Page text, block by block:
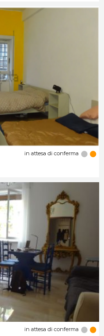
in attesa di conferma
in attesa di conferma